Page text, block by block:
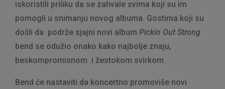
iskoristili priliku da se zahvale svima koji su im
pomogli u snimanju novog albuma. Gostima koji su
došli da podrže sjajni novi album Pickin Out Strong
bend se odužio onako kako najbolje znaju,
beskompromisnom i žestokom svirkom.
Bend će nastaviti da koncertno promoviše novi